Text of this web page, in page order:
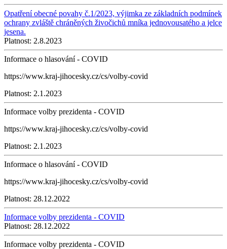
Opatření obecné povahy č.1/2023, výjimka ze základních podmínek
ochrany zvláště chráněných živočichů mníka jednovousatého a jelce
jesena.
Platnost: 2.8.2023
Informace o hlasování - COVID
https://www.kraj-jihocesky.cz/cs/volby-covid
Platnost: 2.1.2023
Informace volby prezidenta - COVID
https://www.kraj-jihocesky.cz/cs/volby-covid
Platnost: 2.1.2023
Informace o hlasování - COVID
https://www.kraj-jihocesky.cz/cs/volby-covid
Platnost: 28.12.2022
Informace volby prezidenta - COVID
Platnost: 28.12.2022
Informace volby prezidenta - COVID